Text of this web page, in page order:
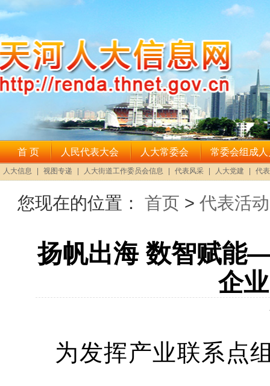
您现在的位置： 首页 > 代表活动
扬帆出海 数智赋能
企
为发挥产业联系点